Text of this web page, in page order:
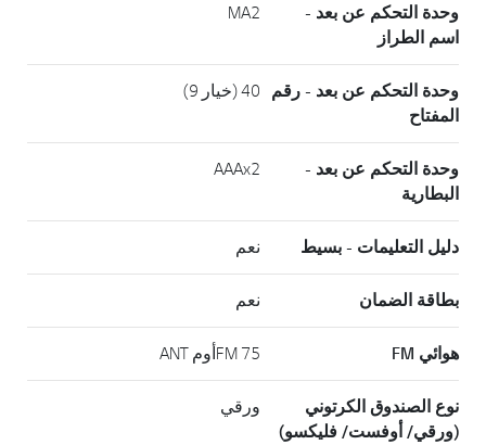
وحدة التحكم عن بعد -
اسم الطراز
MA2
وحدة التحكم عن بعد - رقم
المفتاح
40 (خيار 9)
وحدة التحكم عن بعد -
البطارية
AAAx2
دليل التعليمات - بسيط نعم
بطاقة الضمان نعم
هوائي FM FM 75أوم ANT
نوع الصندوق الكرتوني
(ورقي/ أوفست/ فليكسو)
ورقي